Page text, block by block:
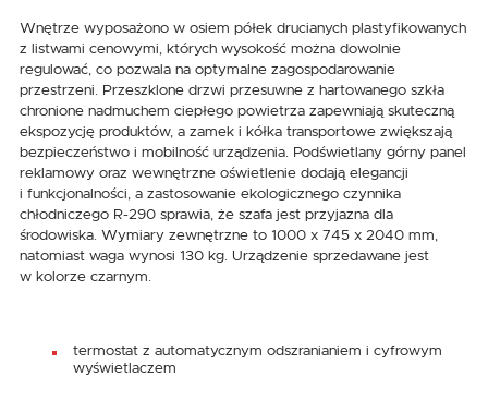
Wnętrze wyposażono w osiem półek drucianych plastyfikowanych
z listwami cenowymi, których wysokość można dowolnie
regulować, co pozwala na optymalne zagospodarowanie
przestrzeni. Przeszklone drzwi przesuwne z hartowanego szkła
chronione nadmuchem ciepłego powietrza zapewniają skuteczną
ekspozycję produktów, a zamek i kółka transportowe zwiększają
bezpieczeństwo i mobilność urządzenia. Podświetlany górny panel
reklamowy oraz wewnętrzne oświetlenie dodają elegancji
i funkcjonalności, a zastosowanie ekologicznego czynnika
chłodniczego R-290 sprawia, że szafa jest przyjazna dla
środowiska. Wymiary zewnętrzne to 1000 x 745 x 2040 mm,
natomiast waga wynosi 130 kg. Urządzenie sprzedawane jest
w kolorze czarnym.
termostat z automatycznym odszranianiem i cyfrowym
wyświetlaczem